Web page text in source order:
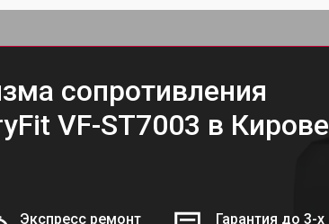
сопротивления
VF-ST7003 в Кирове
Экспресс ремонт
Гарантия до 3-х